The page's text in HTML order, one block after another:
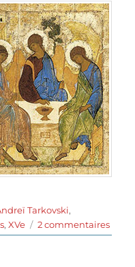
Tarkovski,
,XVe 2 commentairessur
Andreï